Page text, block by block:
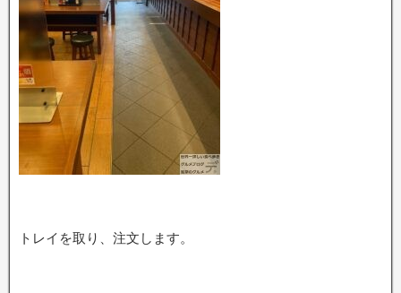
トレイを取り、注文します。